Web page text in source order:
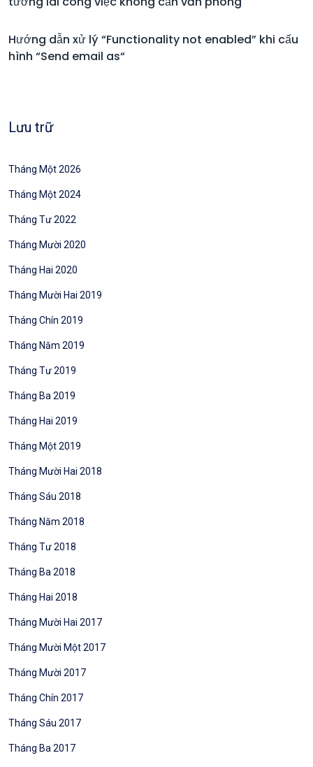
Hướng dẫn xử lý “Functionality not enabled” khi cấu
hình “Send email as“
Lưu trữ
Tháng Một 2026
Tháng Một 2024
Tháng Tư 2022
Tháng Mười 2020
Tháng Hai 2020
Tháng Mười Hai 2019
Tháng Chín 2019
Tháng Năm 2019
Tháng Tư 2019
Tháng Ba 2019
Tháng Hai 2019
Tháng Một 2019
Tháng Mười Hai 2018
Tháng Sáu 2018
Tháng Năm 2018
Tháng Tư 2018
Tháng Ba 2018
Tháng Hai 2018
Tháng Mười Hai 2017
Tháng Mười Một 2017
Tháng Mười 2017
Tháng Chín 2017
Tháng Sáu 2017
Tháng Ba 2017